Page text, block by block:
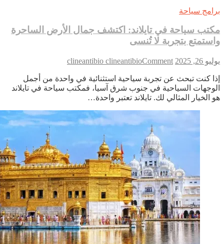
سياحة
سياحة في تايلاند: اكتشف جمال الأرض الساحرة
بتجربة لا تُنسى
26, 2025
clineantibio clineantibioComment
on
سياحة
في
الأرض
واستمتع
بتجربة
لا
تُنسى
كنت تبحث عن تجربة سياحية استثنائية في واحدة من أجمل
السياحية في جنوب شرق آسيا، فمكتب سياحة في تايلاند
الخيار المثالي لك. تايلاند تعتبر واحدة…